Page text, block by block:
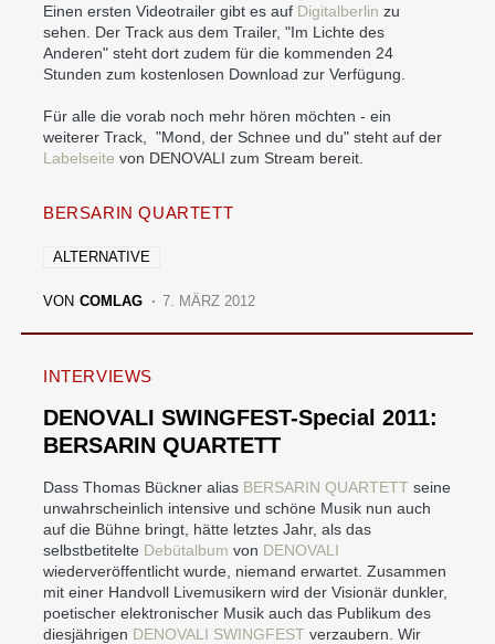
Einen ersten Videotrailer gibt es auf Digitalberlin zu
sehen. Der Track aus dem Trailer, "Im Lichte des
Anderen" steht dort zudem für die kommenden 24
Stunden zum kostenlosen Download zur Verfügung.
Für alle die vorab noch mehr hören möchten - ein
weiterer Track, "Mond, der Schnee und du" steht auf der
Labelseite von DENOVALI zum Stream bereit.
BERSARIN QUARTETT
ALTERNATIVE
VON COMLAG 7. MÄRZ 2012
INTERVIEWS
DENOVALI SWINGFEST-Special 2011:
BERSARIN QUARTETT
Dass Thomas Bückner alias BERSARIN QUARTETT seine
unwahrscheinlich intensive und schöne Musik nun auch
auf die Bühne bringt, hätte letztes Jahr, als das
selbstbetitelte Debütalbum von DENOVALI
wiederveröffentlicht wurde, niemand erwartet. Zusammen
mit einer Handvoll Livemusikern wird der Visionär dunkler,
poetischer elektronischer Musik auch das Publikum des
diesjährigen DENOVALI SWINGFEST verzaubern. Wir